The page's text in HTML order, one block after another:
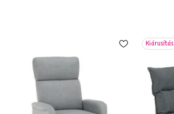
Kiárusítás